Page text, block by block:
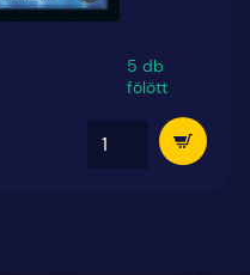
5 db
fölött